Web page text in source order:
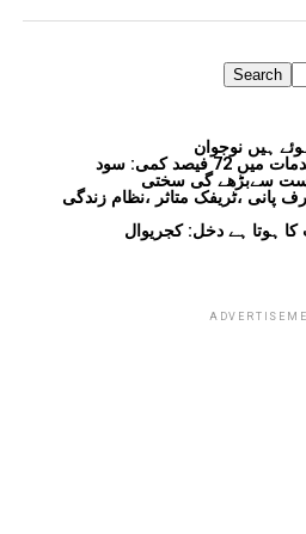
Search
ہیں نوجوان
فیصد کمی: سود
پانی ،ٹریفک متاثر ،نظام زندگی
ہوتا ہے دخل: کجریوال